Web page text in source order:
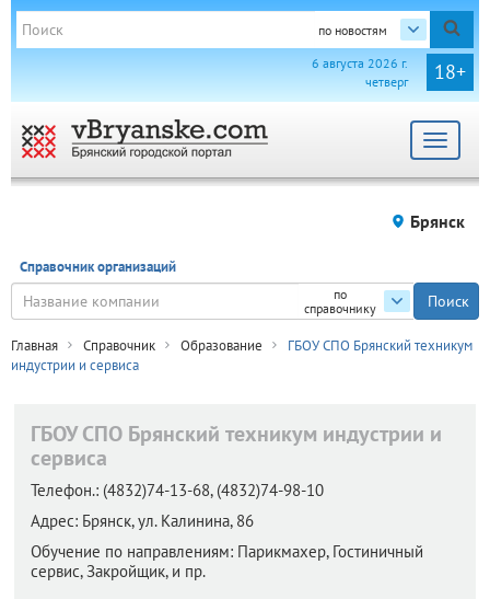
по новостям
18+
6 августа 2026 г.
четверг
Toggle
Брянск
Справочник организаций
по
справочнику
Главная Справочник Образование
ГБОУ СПО Брянский техникум
индустрии и сервиса
ГБОУ СПО Брянский техникум индустрии и
сервиса
Телефон.: (4832)74-13-68, (4832)74-98-10
Адрес: Брянск,ул. Калинина, 86
Обучение по направлениям: Парикмахер, Гостиничный
сервис, Закройщик, и пр.